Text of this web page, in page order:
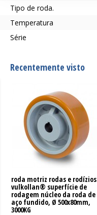
Tipo de roda.
Temperatura
Série
Recentemente visto
roda motriz rodas e rodízios
vulkollan® superfície de
rodagem núcleo da roda de
aço fundido, Ø 500x80mm,
3000KG